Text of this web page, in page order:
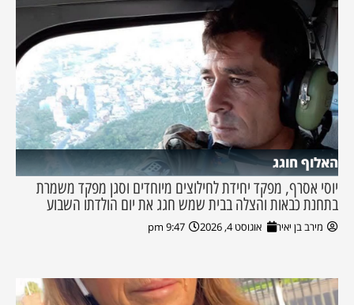
האלוף חוגג
יוסי אסרף, מפקד יחידת לחילוצים מיוחדים וסגן מפקד משמרת
בתחנת כבאות והצלה בבית שמש חגג את יום הולדתו השבוע
מירב בן יאיר אוגוסט 4, 2026 9:47 pm